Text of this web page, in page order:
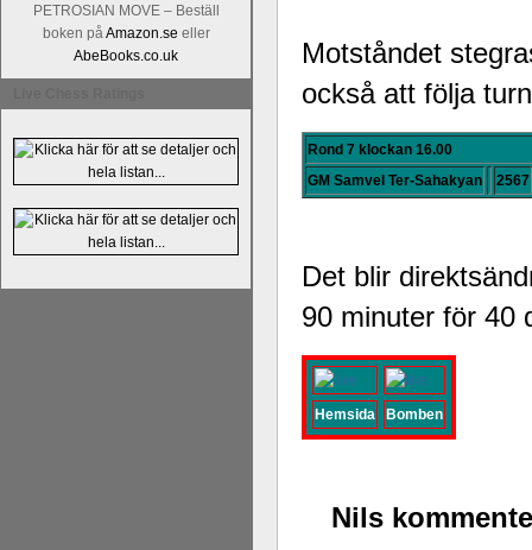
PETROSIAN MOVE – Beställ
boken påAmazon.se eller
AbeBooks.co.uk
En av världens genom tiderna
Tata Steel-turneringens hemsida
uppnått allt som kan uppnås som
varit med om som schackspelare
milstolpen i schackhistorien när
tacksamma och nöjda över alla de
Motståndet
också att följa
Rond 7 klockan 16.00
GM Samvel Ter-Sahakyan
2567
Det blir
90 minuter för 40
Hemsida Bomben
Nils